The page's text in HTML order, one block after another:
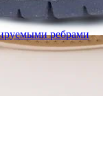
ребрами